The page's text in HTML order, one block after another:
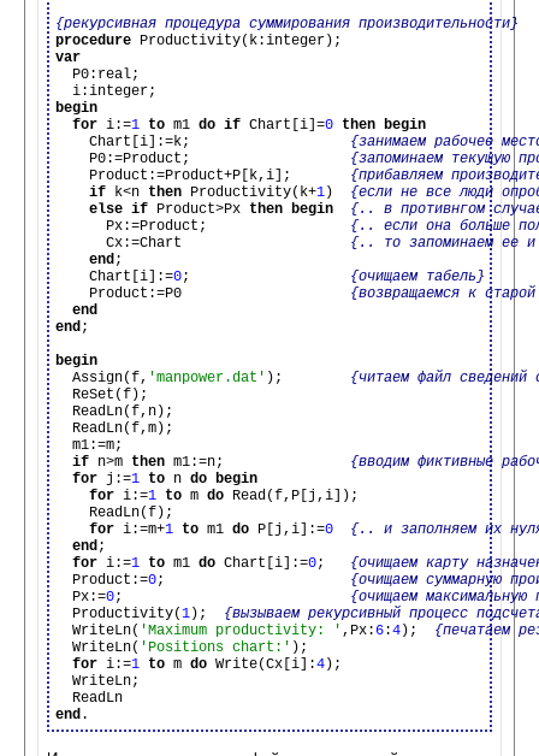
{рекурсивная процедура суммирования производительности}
procedure
var
P0:real;
begin
for i:=1 to m1 do if Chart[i]=0 then begin
    Chart[i]:=k;
{занимаем рабочее
    P0:=Product;
{запоминаем текущую
    Product:=Product+P[k,i];
{прибавляем
if k<n then Productivity(k+1 ) {если не все люди
else if Product>Px then begin
{.. в противнгом
      Px:=Product;
{.. если она больше
      Cx:=Chart
{.. то запоминаем ее и
end;
    Chart[i]:=
0; {очищаем табель}
    Product:=P0
{возвращаемся к
end
end;
begin
Assign(f, 'manpower.dat' ); {читаем файл
  ReSet(f);
  ReadLn(f,n);
  ReadLn(f,m);
  m1:=m;
if n>m then m1:=n; {вводим фиктивные
for j:=1 to n do begin
for i:=1 to m do Read(f,P[j,i]);
    ReadLn(f);
for i:=m+1 to m1 do P[j,i]:=0
{.. и заполняем их
end;
for i:=1 to m1 do Chart[i]:=0; {очищаем карту
  Product:=
0; {очищаем суммарную
  Px:=
0; {очищаем максимальную
  Productivity(
1 ); {вызываем рекурсивный процесс
  WriteLn(
'Maximum productivity: ' ,Px: 6:4 ); {печатаем
  WriteLn(
'Positions chart:' );
for i:=1 to m do Write(Cx[i]:4 );
  WriteLn;
end